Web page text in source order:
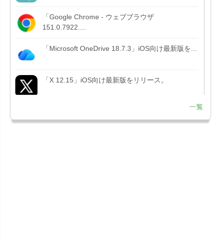
「Google Chrome - ウェブブラウザ
151.0.7922....
「Microsoft OneDrive 18.7.3」iOS向け最新版を...
「X 12.15」iOS向け最新版をリリース。
Liguid G...
一覧